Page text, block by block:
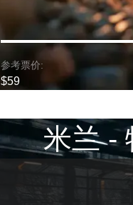
参考票价:
$59
米兰 -